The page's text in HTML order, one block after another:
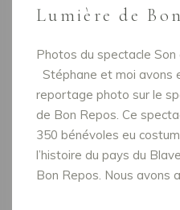
Lumière de
Photos du spectacle
Stéphane et moi avons
reportage photo sur le
de Bon Repos. Ce
350 bénévoles eu
l’histoire du pays du
Bon Repos. Nous avons